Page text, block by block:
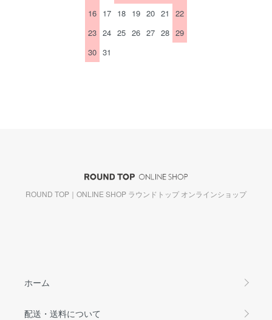
16 17 18 19 20 21
22
23 24 25 26 27 28 29
30 31
ROUND TOP｜ONLINE SHOP ラウンドトップ オンラインショップ
ホーム
配送・送料について